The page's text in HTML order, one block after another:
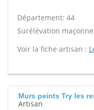
Département: 44
Surélévation
Voir la fiche artisan :
Murs peints Try les
Artisan